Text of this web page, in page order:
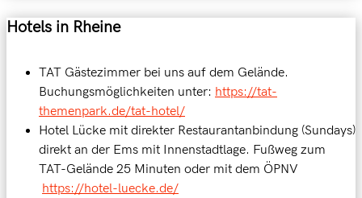
Hotels in Rheine
TAT Gästezimmer bei uns auf dem Gelände.
Buchungsmöglichkeiten unter: https://tat-
themenpark.de/tat-hotel/
Hotel Lücke mit direkter Restaurantanbindung (Sundays)
direkt an der Ems mit Innenstadtlage. Fußweg zum
TAT-Gelände 25 Minuten oder mit dem ÖPNV
https://hotel-luecke.de/